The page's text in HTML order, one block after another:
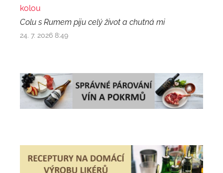
kolou
Colu s Rumem piju celý život a chutná mi
24. 7. 2026 8:49